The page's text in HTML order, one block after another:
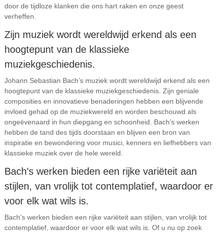
door de tijdloze klanken die ons hart raken en onze geest
verheffen.
Zijn muziek wordt wereldwijd erkend als een
hoogtepunt van de klassieke
muziekgeschiedenis.
Johann Sebastian Bach’s muziek wordt wereldwijd erkend als een
hoogtepunt van de klassieke muziekgeschiedenis. Zijn geniale
composities en innovatieve benaderingen hebben een blijvende
invloed gehad op de muziekwereld en worden beschouwd als
ongeëvenaard in hun diepgang en schoonheid. Bach’s werken
hebben de tand des tijds doorstaan en blijven een bron van
inspiratie en bewondering voor musici, kenners en liefhebbers van
klassieke muziek over de hele wereld.
Bach’s werken bieden een rijke variëteit aan
stijlen, van vrolijk tot contemplatief, waardoor er
voor elk wat wils is.
Bach’s werken bieden een rijke variëteit aan stijlen, van vrolijk tot
contemplatief, waardoor er voor elk wat wils is. Of u nu op zoek